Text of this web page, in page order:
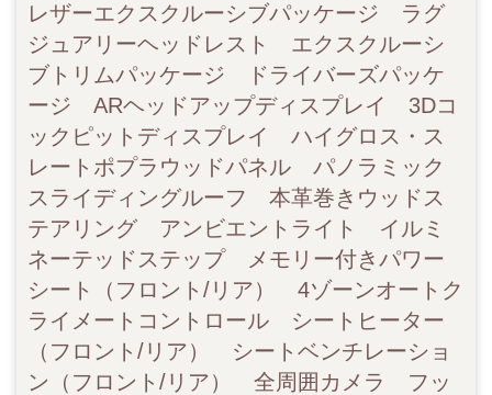
レザーエクスクルーシブパッケージ ラグ
ジュアリーヘッドレスト エクスクルーシ
ブトリムパッケージ ドライバーズパッケ
ージ ARヘッドアップディスプレイ 3Dコ
ックピットディスプレイ ハイグロス・ス
レートポプラウッドパネル パノラミック
スライディングルーフ 本革巻きウッドス
テアリング アンビエントライト イルミ
ネーテッドステップ メモリー付きパワー
シート（フロント/リア） 4ゾーンオートク
ライメートコントロール シートヒーター
（フロント/リア） シートベンチレーショ
ン（フロント/リア） 全周囲カメラ フッ